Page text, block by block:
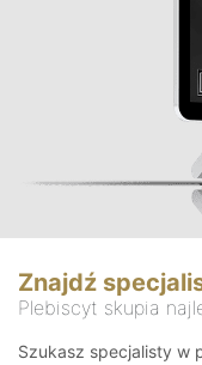
Znajdź
Plebiscyt skupia
Szukasz specjalisty w